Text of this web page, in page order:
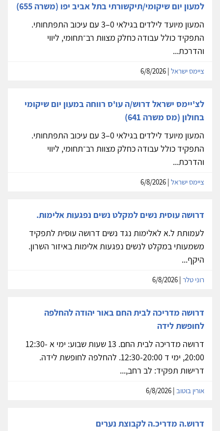
למעון יום שיקומי/תיקשורתי בתל אביב יפו (משרה 655)
המעון מיועד לילדים בגילאי 0–3 עם עיכוב התפתחותי.
התפקיד כולל עבודה כחלק מצוות רב־תחומי, ליווי
והדרכת...
ציימס ישראל
לצ'יימס ישראל דרוש/ה עו'ס רווחה במעון יום שיקומי
בחולון (מס משרה 641)
המעון מיועד לילדים בגילאי 0–3 עם עיכוב התפתחותי.
התפקיד כולל עבודה כחלק מצוות רב־תחומי, ליווי
והדרכת...
ציימס ישראל
דרושה עוסית נשים למקלט נשים נפגעות אלימות.
לעמותת ל.א לאלימות נגד נשים דרושה עוסית לתפקיד
משמעותי במקלט לנשים נפגעות אלימות באיזור השרון.
היקף...
רוני טלר
דרושה מדריכה לבית החם באור יהודה להחלפה
לחופשת לידה
דרושה מדריכה לבית החם. 13 שעות שבוע: ימי א 12:30-
20:00, ימי ד 12:30-20:00. להחלפה לחופשת לידה.
דרישות תפקיד: לב רחב,...
אורין בוטוב
דרוש.ה מדריכ.ה לקבוצת נערים